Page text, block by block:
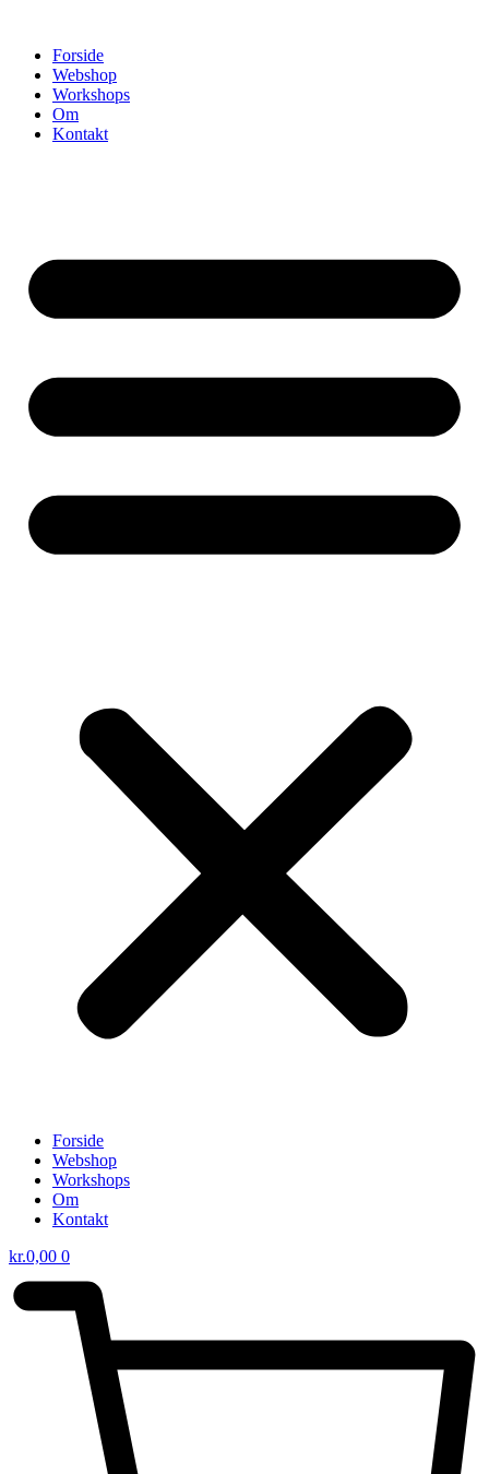
indholdForside
Webshop
Workshops
Om
Kontakt
Forside
Webshop
Workshops
Om
Kontakt
kr.0,00 0